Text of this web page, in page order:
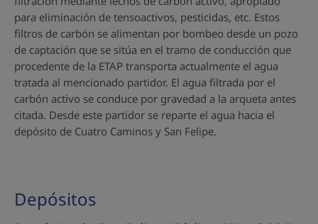
para eliminación de tensoactivos, pesticidas, etc. Estos
filtros de carbón se alimentan por bombeo desde un pozo
de captación que se sitúa en el tramo de conducción que
procedente de la ETAP transporta actualmente el agua
tratada al mencionado partidor. El agua filtrada por el
carbón activo se conduce por gravedad a la arqueta antes
citada. Desde este partidor se reparte el agua hacia el
depósito de Cuatro Caminos y San Felipe.
Depósitos